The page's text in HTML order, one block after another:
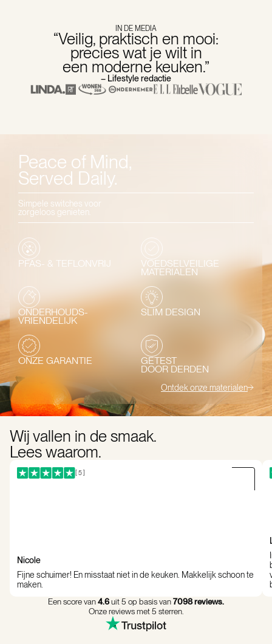
IN DE MEDIA
“Veilig, praktisch en mooi:
precies wat je wilt in
een moderne keuken.”
– Lifestyle redactie
Peace of Mind,
Served Daily.
Simpele switches voor
zorgeloos genieten.
PFAS- & TEFLONVRIJ VOEDSELVEILIGE
MATERIALEN
ONDERHOUDS-
VRIENDELIJK
SLIM DESIGN
ONZE GARANTIE GETEST
DOOR DERDEN
Ontdek onze materialen
Wij vallen in de smaak.
Lees waarom.
[ 5 ]
Nicole
Fijne schuimer! En misstaat niet in de keuken. Makkelijk schoon te
maken.
Een score van4.6uit 5 op basis van7098 reviews.
Onze reviews met 5 sterren.